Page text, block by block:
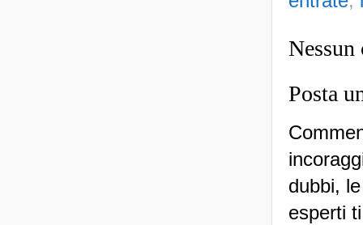
Nessun
Posta
dubbi,
esperti